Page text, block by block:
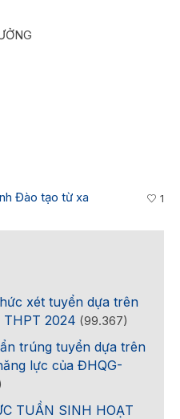
Đào tạo từ xa 1
xét tuyển dựa trên
THPT 2024 (99.367)
trúng tuyển dựa trên
lực của ĐHQG-
TUẦN SINH HOẠT